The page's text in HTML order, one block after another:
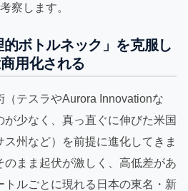
察します。
ボトルネック」を克服し
用化される
（テスラやAurora Innovationな
が少なく、真っ直ぐに伸びた米国
州など）を前提に進化してきま
のまま起伏が激しく、高低差があ
トルごとに現れる日本の東名・新